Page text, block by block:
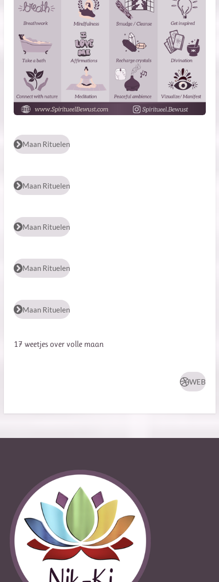
Maan Rituelen
Maan Rituelen
Maan Rituelen
Maan Rituelen
Maan Rituelen
17 weetjes over volle maan
WEB